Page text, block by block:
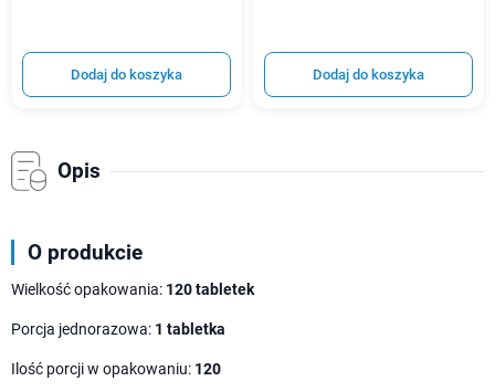
Dodaj do koszyka Dodaj do koszyka
Opis
O produkcie
Wielkość opakowania: 120 tabletek
Porcja jednorazowa: 1 tabletka
Ilość porcji w opakowaniu: 120